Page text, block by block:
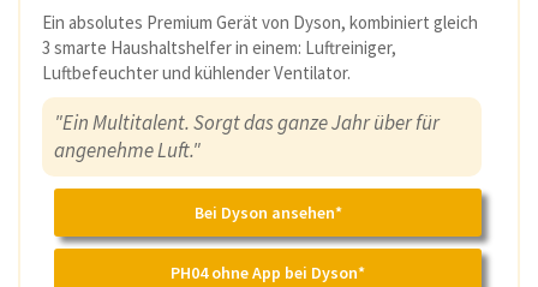
Ein absolutes Premium Gerät von Dyson, kombiniert gleich
3 smarte Haushaltshelfer in einem: Luftreiniger,
Luftbefeuchter und kühlender Ventilator.
"Ein Multitalent. Sorgt das ganze Jahr über für
angenehme Luft."
Bei Dyson ansehen*
PH04 ohne App bei Dyson*